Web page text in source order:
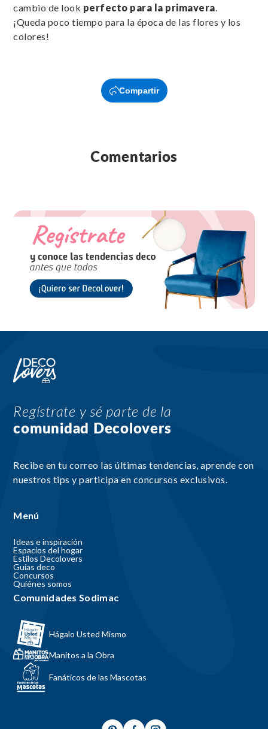
cambio de look perfecto para la primavera.
¡Queda poco tiempo para la época de las flores y los
colores!
Compartir
Comentarios
Regístrate y sé parte de la
comunidad Decolovers
Recibe en tu correo las últimas tendencias, aprende con
nuestros tips y participa en concursos exclusivos.
Menú
Ideas e inspiración
Espacios del hogar
Estilos Decolovers
Guías deco
Concursos
Quiénes somos
Comunidades Sodimac
Hágalo Usted Mismo
Manitos a la Obra
Fanáticos de las Mascotas